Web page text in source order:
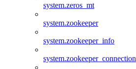
system.zeros_mt
system.zookeeper
system.zookeeper_info
system.zookeeper_connection